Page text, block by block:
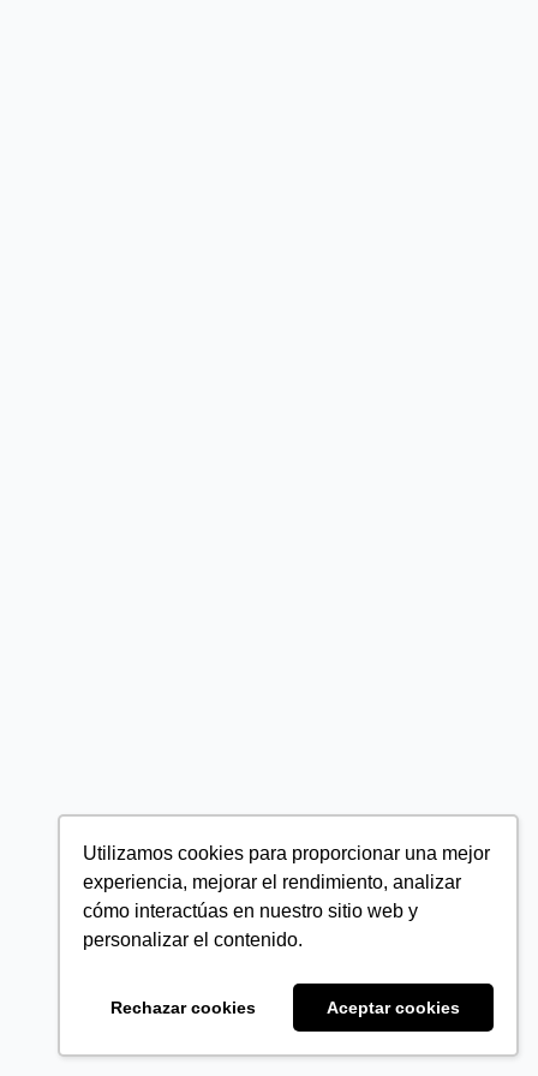
Utilizamos cookies para proporcionar una mejor
experiencia, mejorar el rendimiento, analizar
cómo interactúas en nuestro sitio web y
personalizar el contenido.
Rechazar cookies Aceptar cookies